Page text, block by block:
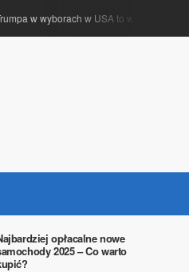
w wyborach w USA to
opłacalne nowe
2025 – Co warto